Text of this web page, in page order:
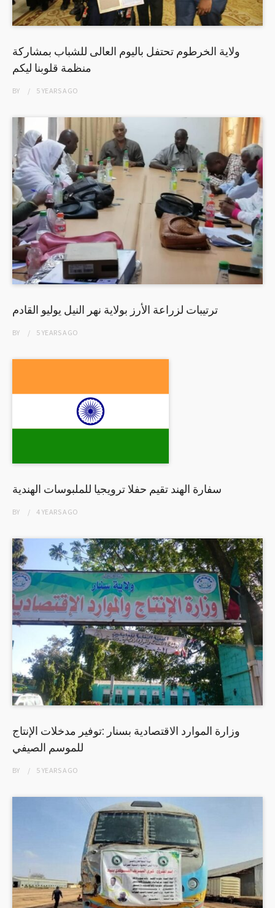
ولاية الخرطوم تحتفل باليوم العالى للشباب بمشاركة
منظمة قلوبنا ليكم
BY 5 YEARSAGO
ترتيبات لزراعة الأرز بولاية نهر النيل يوليو القادم
BY 5 YEARSAGO
سفارة الهند تقيم حفلا ترويجيا للملبوسات الهندية
BY 4 YEARSAGO
وزارة الموارد الاقتصادية بسنار :توفير مدخلات الإنتاج
للموسم الصيفي
BY 5 YEARSAGO